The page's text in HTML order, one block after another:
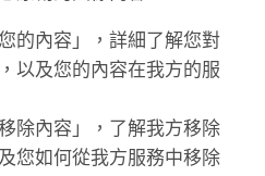
的內容」，詳細了解您對
以及您的內容在我方的服
除內容」，了解我方移除
您如何從我方服務中移除